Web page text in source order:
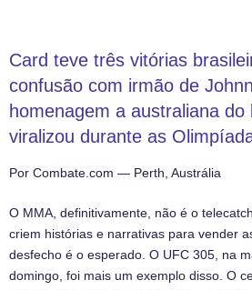
Card teve três vitórias
confusão com irmão de
homenagem a australiana do
viralizou durante as
Por Combate.com — Perth, Austrália
O MMA, definitivamente, não é o
criem histórias e narrativas para vender
desfecho é o esperado. O UFC 305, na
domingo, foi mais um exemplo disso. O